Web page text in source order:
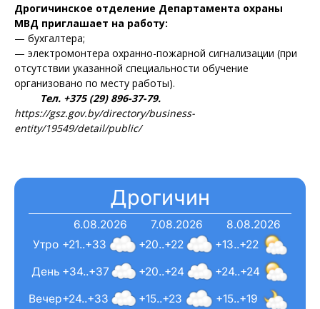
Дрогичинское отделение Департамента охраны
МВД приглашает на работу:
— бухгалтера;
— электромонтера охранно-пожарной сигнализации (при
отсутствии указанной специальности обучение
организовано по месту работы).
Тел. +375 (29) 896-37-79.
https://gsz.gov.by/directory/business-
entity/19549/detail/public/
Дрогичин
6.08.2026
+21..+33
+34..+37
+24..+33
7.08.2026
+20..+22
+20..+24
+15..+23
8.08.2026
+13..+22
+24..+24
+15..+19
Вечер
День
Утро